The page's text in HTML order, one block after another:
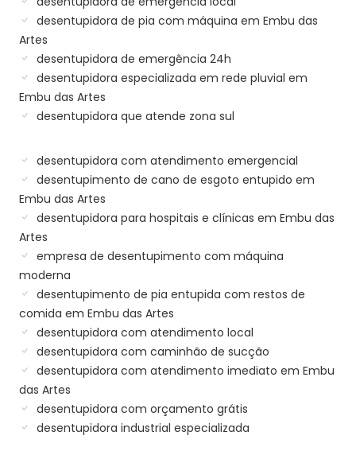
desentupidora de pia com máquina em Embu das
Artes
desentupidora de emergência 24h
desentupidora especializada em rede pluvial em
Embu das Artes
desentupidora que atende zona sul
desentupidora com atendimento emergencial
desentupimento de cano de esgoto entupido em
Embu das Artes
desentupidora para hospitais e clínicas em Embu das
Artes
empresa de desentupimento com máquina
moderna
desentupimento de pia entupida com restos de
comida em Embu das Artes
desentupidora com atendimento local
desentupidora com caminhão de sucção
desentupidora com atendimento imediato em Embu
das Artes
desentupidora com orçamento grátis
desentupidora industrial especializada